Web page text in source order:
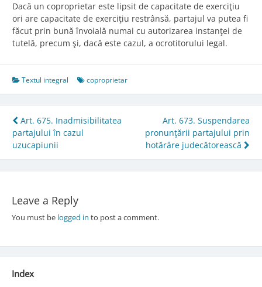
Dacă un coproprietar este lipsit de capacitate de exerciţiu
ori are capacitate de exerciţiu restrânsă, partajul va putea fi
făcut prin bună învoială numai cu autorizarea instanţei de
tutelă, precum şi, dacă este cazul, a ocrotitorului legal.
Textul integral coproprietar
Post
navigation
Art. 675. Inadmisibilitatea
partajului în cazul
uzucapiunii
Art. 673. Suspendarea
pronunţării partajului prin
hotărâre judecătorească
Leave a Reply
You must be logged in to post a comment.
Index